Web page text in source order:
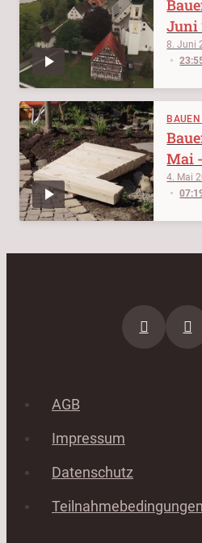
8. Juni
Juni
4. Mai
Mai
AGB
Impressum
Datenschutz
Teilnahmebedingungen